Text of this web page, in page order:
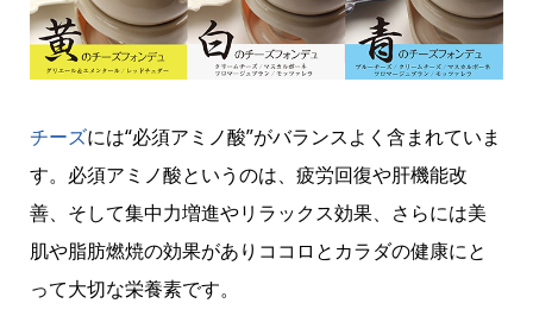
チーズには“必須アミノ酸”がバランスよく含まれていま
す。必須アミノ酸というのは、疲労回復や肝機能改
善、そして集中力増進やリラックス効果、さらには美
肌や脂肪燃焼の効果がありココロとカラダの健康にと
って大切な栄養素です。